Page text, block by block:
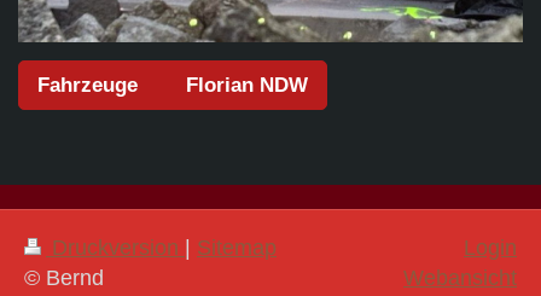
Fahrzeuge Florian NDW
Druckversion
Sitemap
© Bernd
Login
Webansicht